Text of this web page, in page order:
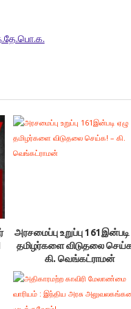
அரசமைப்பு உறுப்பு 161இன்படி
தமிழர்களை விடுதலை
கி. வெங்கட்ராமன்